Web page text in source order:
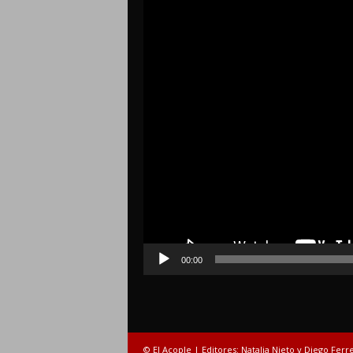
00:00
© El Acople | Editores: Natalia Nieto y Diego